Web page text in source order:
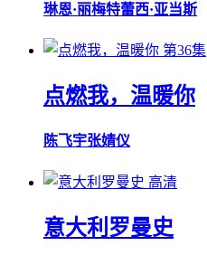
琳恩·丽梅特蕾西·亚当斯
第36集
点燃我，温暖你
陈飞宇张婧仪
高清
意大利罗曼史